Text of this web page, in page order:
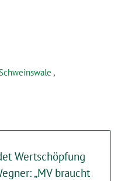
,
Wertschöpfung
„MV braucht